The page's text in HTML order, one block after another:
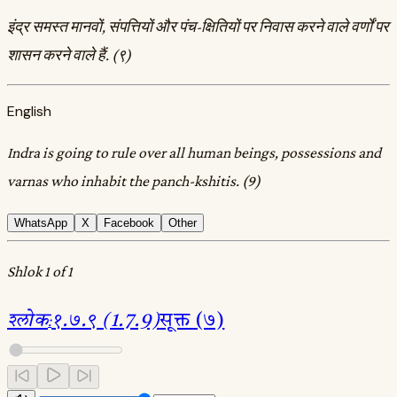
इंद्र समस्त मानवों, संपत्तियों और पंच-क्षितियों पर निवास करने वाले वर्णों पर
शासन करने वाले हैं. (९)
English
Indra is going to rule over all human beings, possessions and
varnas who inhabit the panch-kshitis. (9)
WhatsApp X Facebook Other
Shlok 1 of 1
श्लोक:१.७.९ (1.7.9)सूक्त (७)